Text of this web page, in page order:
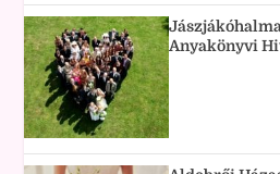
Anyakönyvi